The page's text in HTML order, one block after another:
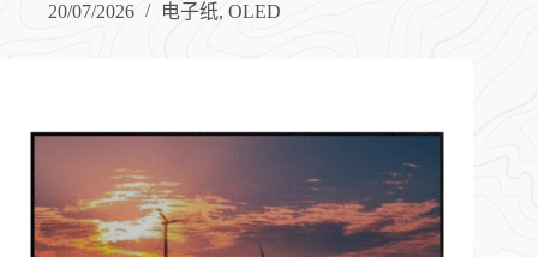
20/07/2026
电子纸, OLED